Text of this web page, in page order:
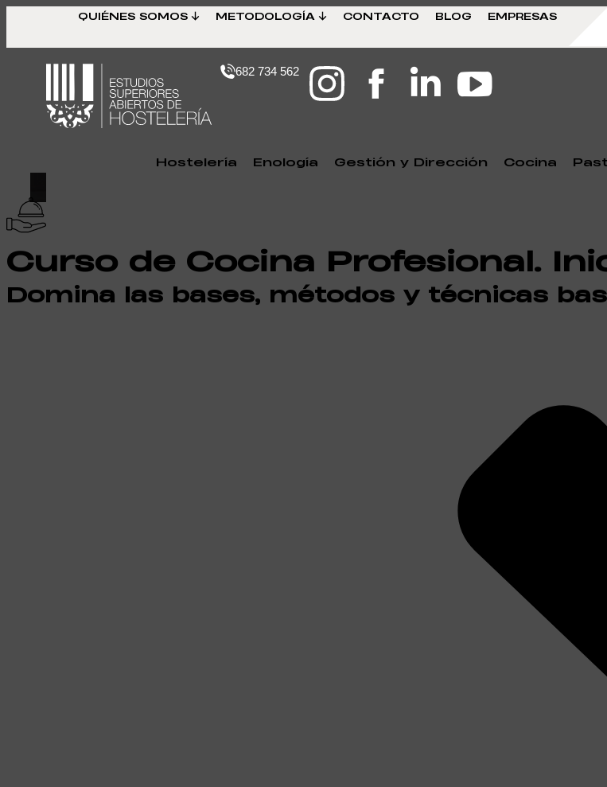
QUIÉNES SOMOS METODOLOGÍA CONTACTO BLOG EMPRESAS
682 734 562
Hostelería Enología Gestión y Dirección Cocina
Curso de Cocina Profesional.
Domina las bases, métodos y técnicas